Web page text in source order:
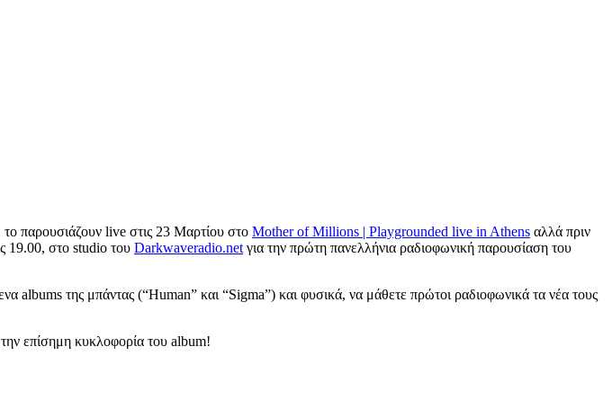
παρουσιάζουν live στις 23 Μαρτίου στο Mother of Millions | Playgrounded live in Athens αλλά πριν
19.00, στο studio του Darkwaveradio.net για την πρώτη πανελλήνια ραδιοφωνική παρουσίαση του
της μπάντας (“Human” και “Sigma”) και φυσικά, να μάθετε πρώτοι ραδιοφωνικά τα νέα τους
επίσημη κυκλοφορία του album!